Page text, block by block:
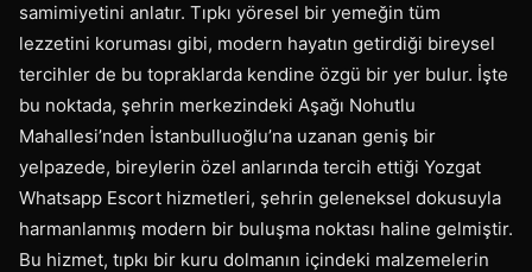
samimiyetini anlatır. Tıpkı yöresel bir yemeğin tüm
lezzetini koruması gibi, modern hayatın getirdiği bireysel
tercihler de bu topraklarda kendine özgü bir yer bulur. İşte
bu noktada, şehrin merkezindeki Aşağı Nohutlu
Mahallesi’nden İstanbulluoğlu’na uzanan geniş bir
yelpazede, bireylerin özel anlarında tercih ettiği Yozgat
Whatsapp Escort hizmetleri, şehrin geleneksel dokusuyla
harmanlanmış modern bir buluşma noktası haline gelmiştir.
Bu hizmet, tıpkı bir kuru dolmanın içindeki malzemelerin